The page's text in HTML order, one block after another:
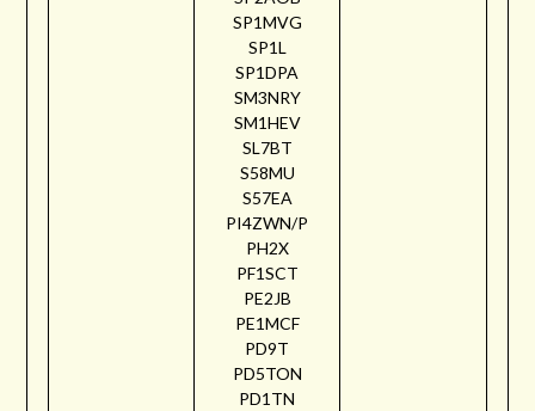
SP1MVG
SP1L
SP1DPA
SM3NRY
SM1HEV
SL7BT
S58MU
S57EA
PI4ZWN/P
PH2X
PF1SCT
PE2JB
PE1MCF
PD9T
PD5TON
PD1TN